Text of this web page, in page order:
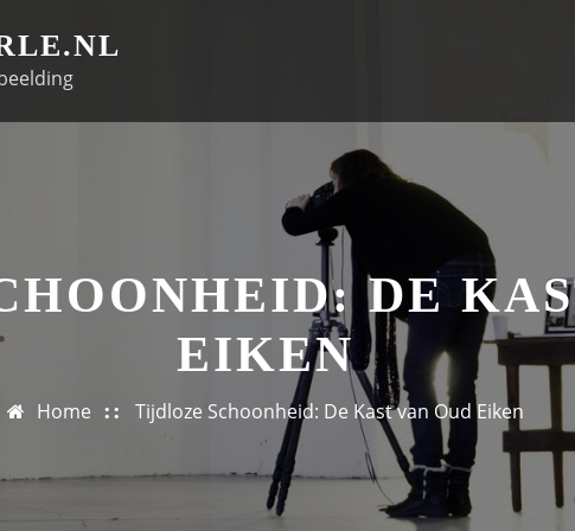
DE
EIKEN
Home Tijdloze Schoonheid: De Kast van Oud Eiken